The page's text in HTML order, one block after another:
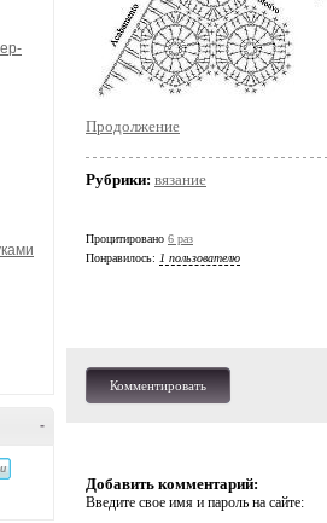
-
Продолжение
Рубрики: вязание
Процитировано 6 раз
Понравилось: 1 пользователю
Комментировать
Добавить комментарий:
Введите свое имя и пароль на сайте: